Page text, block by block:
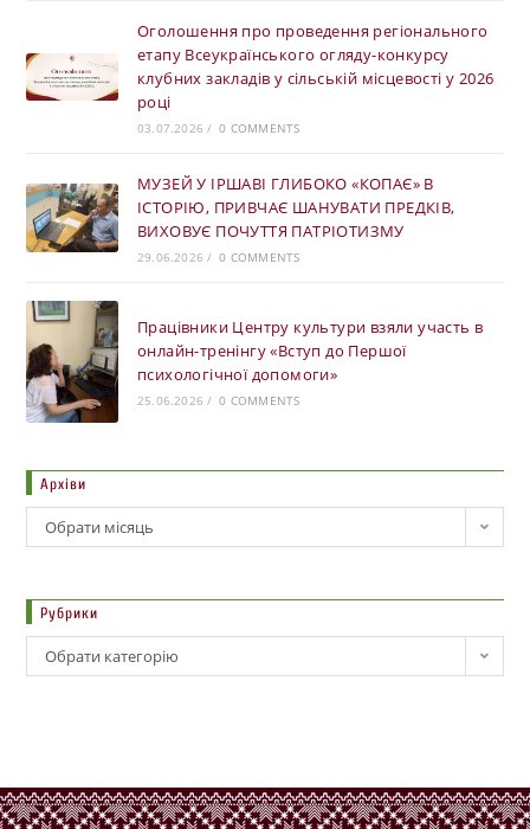
Оголошення про проведення регіонального
етапу Всеукраїнського огляду-конкурсу
клубних закладів у сільській місцевості у 2026
році
03.07.2026 / 0 COMMENTS
МУЗЕЙ У ІРШАВІ ГЛИБОКО «КОПАЄ» В
ІСТОРІЮ, ПРИВЧАЄ ШАНУВАТИ ПРЕДКІВ,
ВИХОВУЄ ПОЧУТТЯ ПАТРІОТИЗМУ
29.06.2026 / 0 COMMENTS
Працівники Центру культури взяли участь в
онлайн-тренінгу «Вступ до Першої
психологічної допомоги»
25.06.2026 / 0 COMMENTS
Архіви
Обрати місяць
Рубрики
Обрати категорію